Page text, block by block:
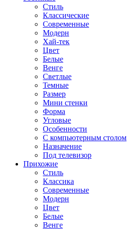
Стиль
Классические
Современные
Модерн
Хай-тек
Цвет
Белые
Венге
Светлые
Темные
Размер
Мини стенки
Форма
Угловые
Особенности
С компьютерным столом
Назначение
Под телевизор
Прихожие
Стиль
Классика
Современные
Модерн
Цвет
Белые
Венге